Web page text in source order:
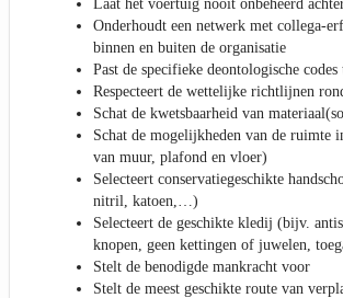
Laat het voertuig nooit onbeheerd
Onderhoudt een netwerk met collega-
binnen en buiten de organisatie
Past de specifieke deontologische codes
Respecteert de wettelijke richtlijnen
Schat de kwetsbaarheid van
Schat de mogelijkheden van de ruimte
van muur, plafond en vloer)
Selecteert conservatiegeschikte
nitril, katoen,…)
Selecteert de geschikte kledij (bijv.
knopen, geen kettingen of juwelen,
Stelt de benodigde mankracht voor
Stelt de meest geschikte route van